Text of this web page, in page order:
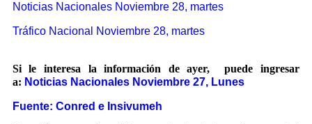
Noticias Nacionales Noviembre 28, martes
Tráfico Nacional Noviembre 28, martes
Si le interesa la información de ayer, puede ingresar
a: Noticias Nacionales Noviembre 27, Lunes
Fuente: Conred e Insivumeh